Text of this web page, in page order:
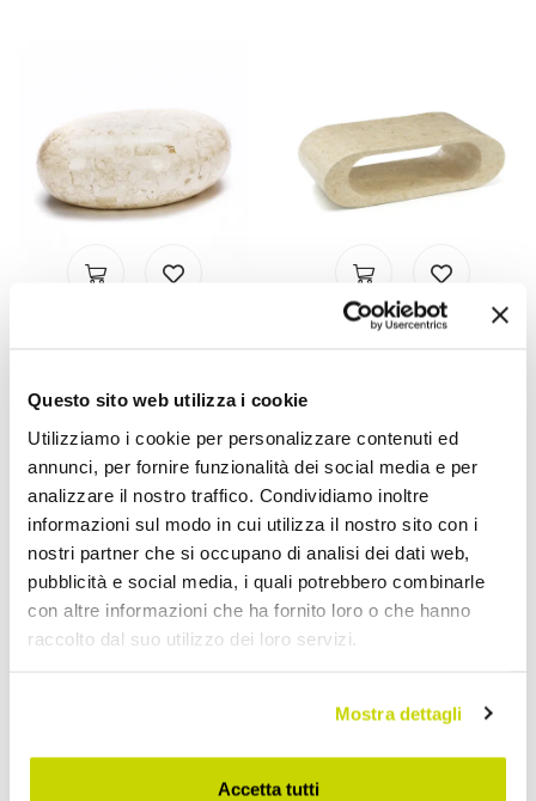
Questo sito web utilizza i cookie
Utilizziamo i cookie per personalizzare contenuti ed
annunci, per fornire funzionalità dei social media e per
analizzare il nostro traffico. Condividiamo inoltre
informazioni sul modo in cui utilizza il nostro sito con i
nostri partner che si occupano di analisi dei dati web,
pubblicità e social media, i quali potrebbero combinarle
con altre informazioni che ha fornito loro o che hanno
raccolto dal suo utilizzo dei loro servizi.
Mostra dettagli
Accetta tutti
in Pietra Fossile Bianca -
Alfred
€ 644,00 € 805,00 - 20%
VIADURINI LIVING
TV in pietra fossile colore
white agata - Davis
€ 1.110,40 € 1.388,00 - 20%